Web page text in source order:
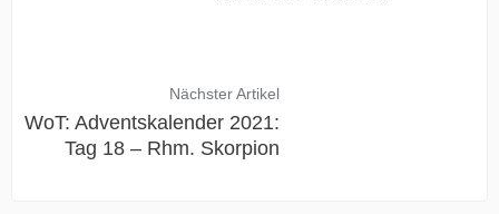
Nächster Artikel
WoT: Adventskalender 2021:
Tag 18 – Rhm. Skorpion